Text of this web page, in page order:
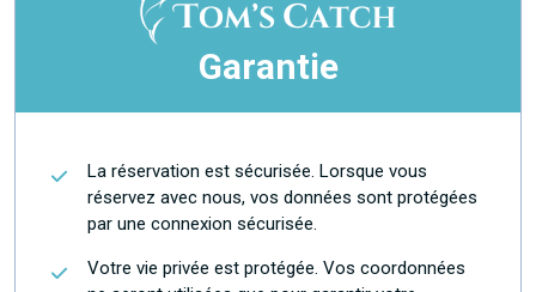
Garantie
La réservation est sécurisée. Lorsque vous
réservez avec nous, vos données sont protégées
par une connexion sécurisée.
Votre vie privée est protégée. Vos coordonnées